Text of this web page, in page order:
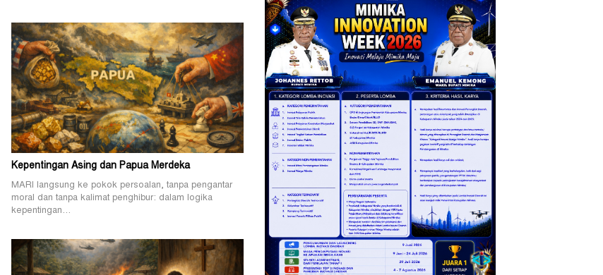
Kepentingan Asing dan Papua Merdeka
MARI langsung ke pokok persoalan, tanpa pengantar
moral dan tanpa kalimat penghibur: dalam logika
kepentingan…